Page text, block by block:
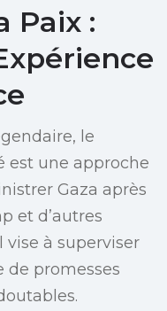
Paix :
le
est une approche
Gaza après
et d’autres
à superviser
promesses